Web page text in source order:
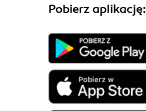
Pobierz aplikację: